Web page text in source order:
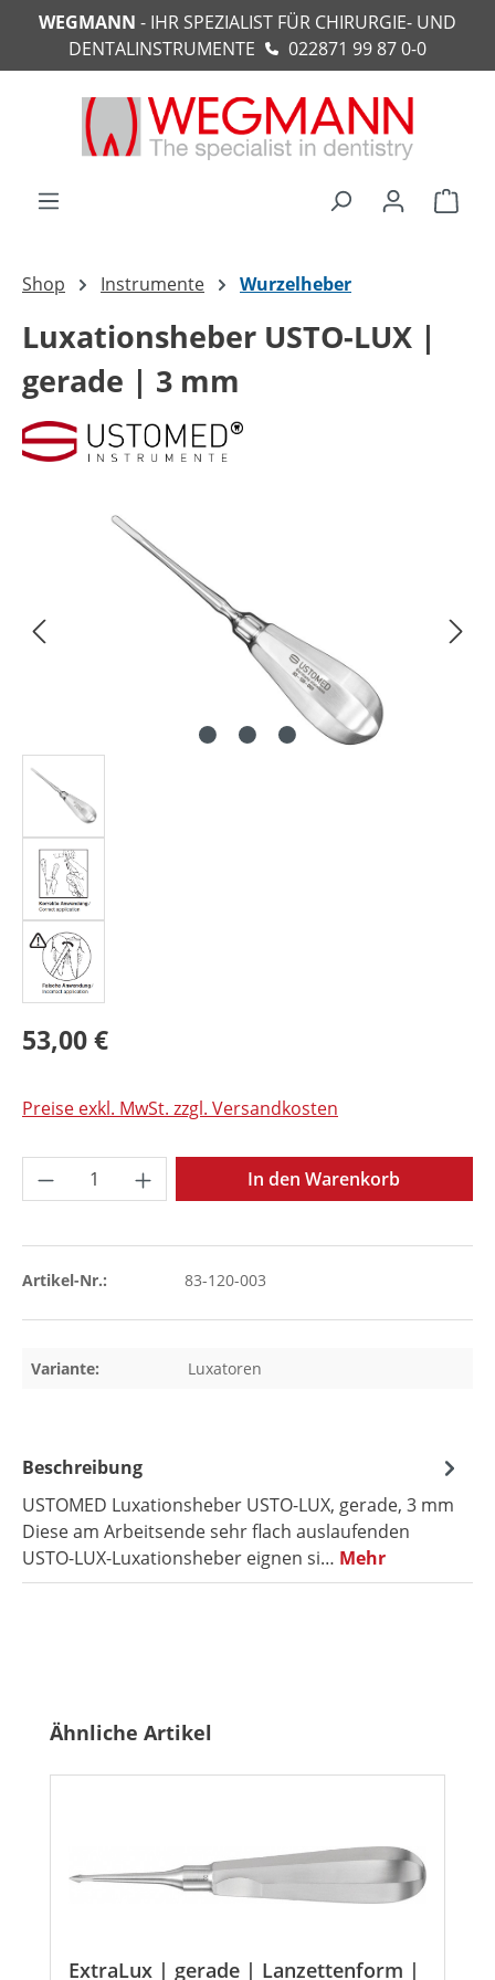
springen
WEGMANN - IHR SPEZIALIST FÜR CHIRURGIE- UND
DENTALINSTRUMENTE
022871 99 87 0-0
Shop Instrumente Wurzelheber
Luxationsheber USTO-LUX |
gerade | 3 mm
Bildergalerie überspringen
53,00 €
Preise exkl. MwSt. zzgl. Versandkosten
Produkt Anzahl: Gib den gewünschten
In den Warenkorb
Artikel-Nr.: 83-120-003
Variante: Luxatoren
Beschreibung
USTOMED Luxationsheber USTO-LUX, gerade, 3 mm
Diese am Arbeitsende sehr flach auslaufenden
USTO-LUX-Luxationsheber eignen si… Mehr
Produktgalerie überspringen
Ähnliche Artikel
ExtraLux | gerade | Lanzettenform |